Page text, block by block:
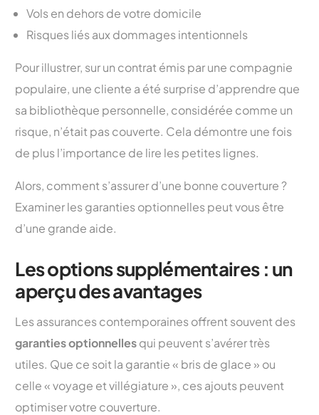
Vols en dehors de votre domicile
Risques liés aux dommages intentionnels
Pour illustrer, sur un contrat émis par une compagnie
populaire, une cliente a été surprise d’apprendre que
sa bibliothèque personnelle, considérée comme un
risque, n’était pas couverte. Cela démontre une fois
de plus l’importance de lire les petites lignes.
Alors, comment s’assurer d’une bonne couverture ?
Examiner les garanties optionnelles peut vous être
d’une grande aide.
Les options supplémentaires : un
aperçu des avantages
Les assurances contemporaines offrent souvent des
garanties optionnellesqui peuvent s’avérer très
utiles. Que ce soit la garantie « bris de glace » ou
celle « voyage et villégiature », ces ajouts peuvent
optimiser votre couverture.